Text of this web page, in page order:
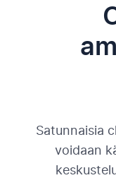
Satunnaisia
voidaan